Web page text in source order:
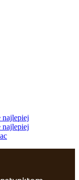
najlepiej
najlepiej